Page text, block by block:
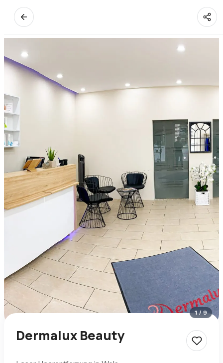
1/9
Dermalux Beauty